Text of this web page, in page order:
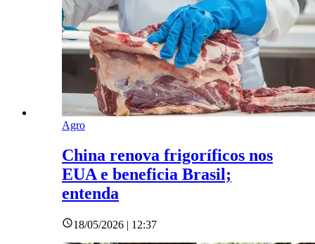
Agro
China renova frigoríficos nos
EUA e beneficia Brasil;
entenda
18/05/2026 | 12:37